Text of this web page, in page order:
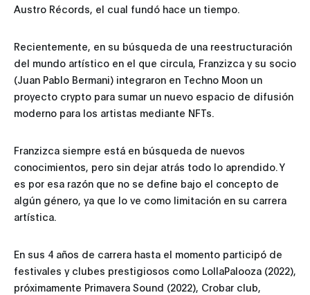
Austro Récords, el cual fundó hace un tiempo.
Recientemente, en su búsqueda de una reestructuración
del mundo artístico en el que circula, Franzizca y su socio
(Juan Pablo Bermani) integraron en Techno Moon un
proyecto crypto para sumar un nuevo espacio de difusión
moderno para los artistas mediante NFTs.
Franzizca siempre está en búsqueda de nuevos
conocimientos, pero sin dejar atrás todo lo aprendido. Y
es por esa razón que no se define bajo el concepto de
algún género, ya que lo ve como limitación en su carrera
artística.
En sus 4 años de carrera hasta el momento participó de
festivales y clubes prestigiosos como LollaPalooza (2022),
próximamente Primavera Sound (2022), Crobar club,